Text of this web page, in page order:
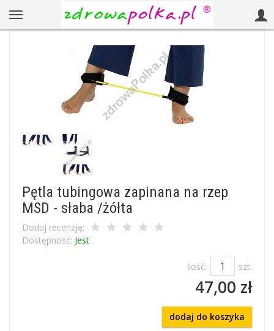
Pętla tubingowa zapinana na rzep
MSD - słaba /żółta
Dodaj recenzję:
Dostępność: Jest
Ilość: szt.
47,00 zł
dodaj do koszyka